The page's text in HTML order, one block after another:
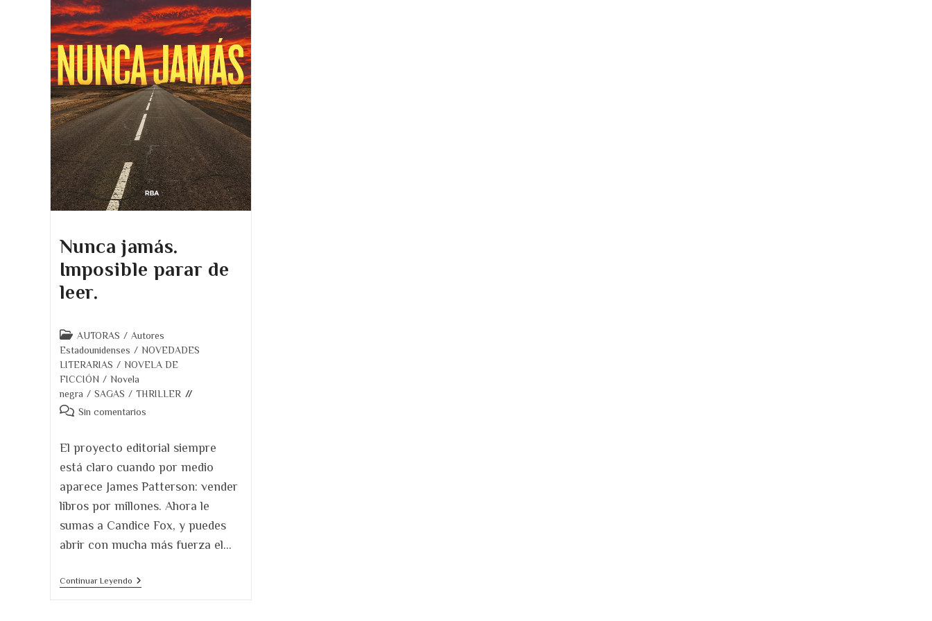
Nunca jamás.
Imposible parar de
leer.
Categoría
de
la
entrada:
AUTORAS / Autores
Estadounidenses / NOVEDADES
LITERARIAS / NOVELA DE
FICCIÓN / Novela
negra / SAGAS / THRILLER
Comentarios
entrada:
Sin comentarios
El proyecto editorial siempre
está claro cuando por medio
aparece James Patterson: vender
libros por millones. Ahora le
sumas a Candice Fox, y puedes
abrir con mucha más fuerza el…
Continuar LeyendoNunca